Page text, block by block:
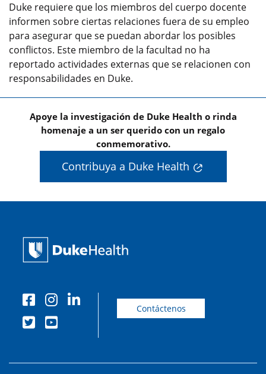
Duke requiere que los miembros del cuerpo docente
informen sobre ciertas relaciones fuera de su empleo
para asegurar que se puedan abordar los posibles
conflictos. Este miembro de la facultad no ha
reportado actividades externas que se relacionen con
responsabilidades en Duke.
Apoye la investigación de Duke Health o rinda
homenaje a un ser querido con un regalo
conmemorativo.
Contribuya a Duke Health
Contáctenos